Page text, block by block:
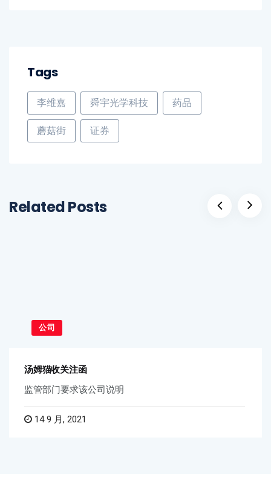
Tags
李维嘉 舜宇光学科技 药品
蘑菇街 证券
Related Posts
公司
汤姆猫收关注函
监管部门要求该公司说明
14 9 月, 2021